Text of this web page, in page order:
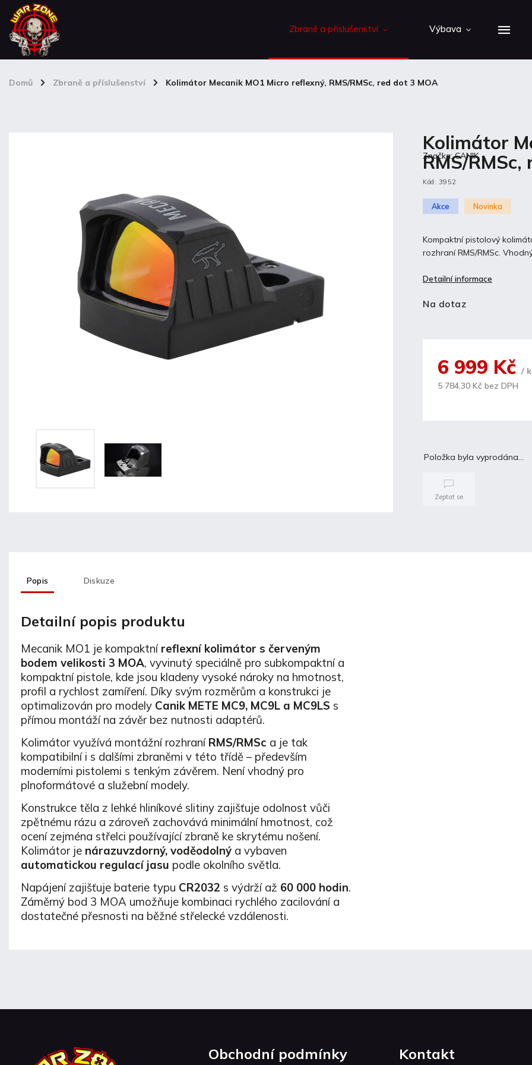
Zbraně a příslušenství Výbava
Domů / Zbraně a příslušenství / Kolimátor Mecanik MO1 Micro reflexný, RMS/RMSc, red dot 3 MOA
Kolimátor
RMS/
Kód: 3952
Akce Novinka
Kompaktní pistolový
rozhraní RMS/RMSc.
Detailní informace
Značka:CANIK
Na dotaz
6 999 Kč/
5 784,30 Kč bez DPH
Položka byla vyprodána…
Zeptat se
Popis Diskuze
Detailní popis produktu
Mecanik MO1 je kompaktní reflexní kolimátor s červeným
bodem velikosti 3 MOA, vyvinutý speciálně pro subkompaktní a
kompaktní pistole, kde jsou kladeny vysoké nároky na hmotnost,
profil a rychlost zamíření. Díky svým rozměrům a konstrukci je
optimalizován pro modely Canik METE MC9, MC9L a MC9LS s
přímou montáží na závěr bez nutnosti adaptérů.
Kolimátor využívá montážní rozhraní RMS/RMSc a je tak
kompatibilní i s dalšími zbraněmi v této třídě – především
moderními pistolemi s tenkým závěrem. Není vhodný pro
plnoformátové a služební modely.
Konstrukce těla z lehké hliníkové slitiny zajišťuje odolnost vůči
zpětnému rázu a zároveň zachovává minimální hmotnost, což
ocení zejména střelci používající zbraně ke skrytému nošení.
Kolimátor je nárazuvzdorný, voděodolný a vybaven
automatickou regulací jasu podle okolního světla.
Napájení zajišťuje baterie typu CR2032 s výdrží až 60 000 hodin.
Záměrný bod 3 MOA umožňuje kombinaci rychlého zacilování a
dostatečné přesnosti na běžné střelecké vzdálenosti.
Obchodní podmínky Kontakt